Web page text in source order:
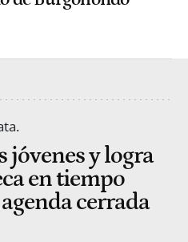
jóvenes y logra
en tiempo
cerrada